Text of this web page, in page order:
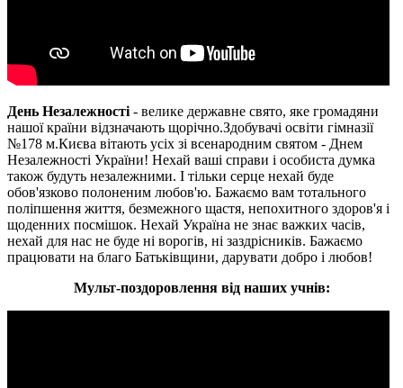
День Незалежності - велике державне свято, яке громадяни
нашої країни відзначають щорічно.Здобувачі освіти гімназії
№178 м.Києва вітають усіх зі всенародним святом - Днем
Незалежності України! Нехай ваші справи і особиста думка
також будуть незалежними. І тільки серце нехай буде
обов'язково полоненим любов'ю. Бажаємо вам тотального
поліпшення життя, безмежного щастя, непохитного здоров'я і
щоденних посмішок. Нехай Україна не знає важких часів,
нехай для нас не буде ні ворогів, ні заздрісників. Бажаємо
працювати на благо Батьківщини, дарувати добро і любов!
Мульт-поздоровлення від наших учнів: